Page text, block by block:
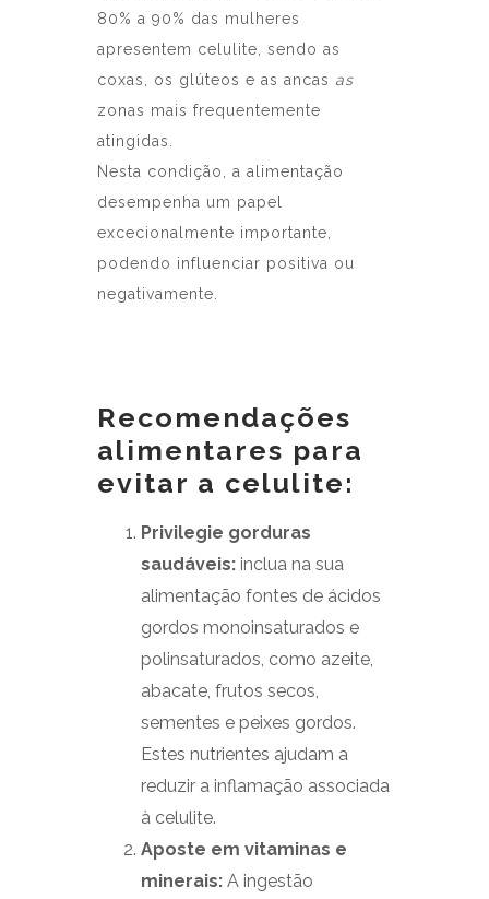
80% a 90% das mulheres
apresentem celulite, sendo as
coxas, os glúteos e as ancas as
zonas mais frequentemente
atingidas.
Nesta condição, a alimentação
desempenha um papel
excecionalmente importante,
podendo influenciar positiva ou
negativamente.
Recomendações
alimentares para
evitar a celulite:
Privilegie gorduras
saudáveis: inclua na sua
alimentação fontes de ácidos
gordos monoinsaturados e
polinsaturados, como azeite,
abacate, frutos secos,
sementes e peixes gordos.
Estes nutrientes ajudam a
reduzir a inflamação associada
à celulite.
Aposte em vitaminas e
minerais: A ingestão